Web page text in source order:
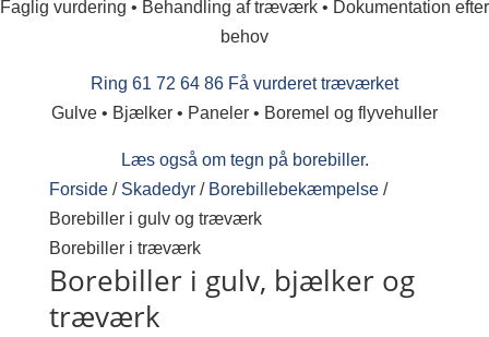
Faglig vurdering • Behandling af træværk • Dokumentation efter
behov
Ring 61 72 64 86 Få vurderet træværket
Gulve • Bjælker • Paneler • Boremel og flyvehuller
Læs også om tegn på borebiller.
Forside / Skadedyr / Borebillebekæmpelse /
Borebiller i gulv og træværk
Borebiller i træværk
Borebiller i gulv, bjælker og
træværk